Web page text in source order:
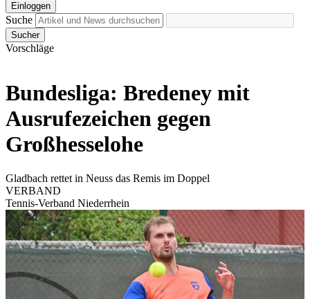
Einloggen
Suche
Sucher
Vorschläge
Bundesliga: Bredeney mit
Ausrufezeichen gegen
Großhesselohe
Gladbach rettet in Neuss das Remis im Doppel
VERBAND
Tennis-Verband Niederrhein